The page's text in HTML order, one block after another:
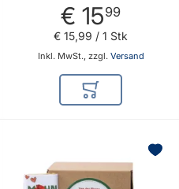
Mohn von Mohn
Amour
€ 1599
Inkl. MwSt., zzgl. Versand
€ 15,99 / 1 Stk
In den